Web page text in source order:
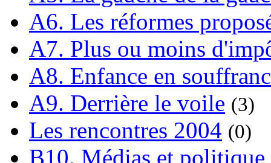
A6. Les réformes
A7. Plus ou moins
A8. Enfance en
A9. Derrière le voile (3)
Les rencontres 2004 (0)
B10. Médias et politique